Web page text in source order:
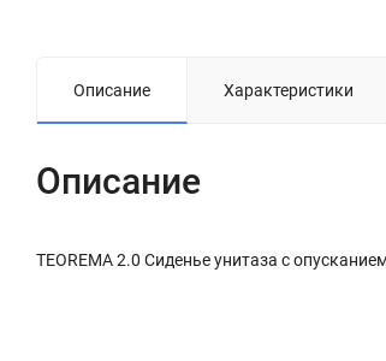
Описание Характеристики
Описание
TEOREMA 2.0 Сиденье унитаза с